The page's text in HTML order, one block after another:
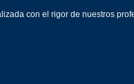
con el rigor de nuestros